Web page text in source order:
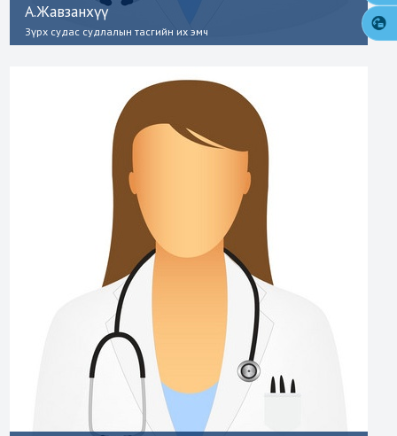
А.Жавзанхүү
Зүрх судас судлалын тасгийн их эмч